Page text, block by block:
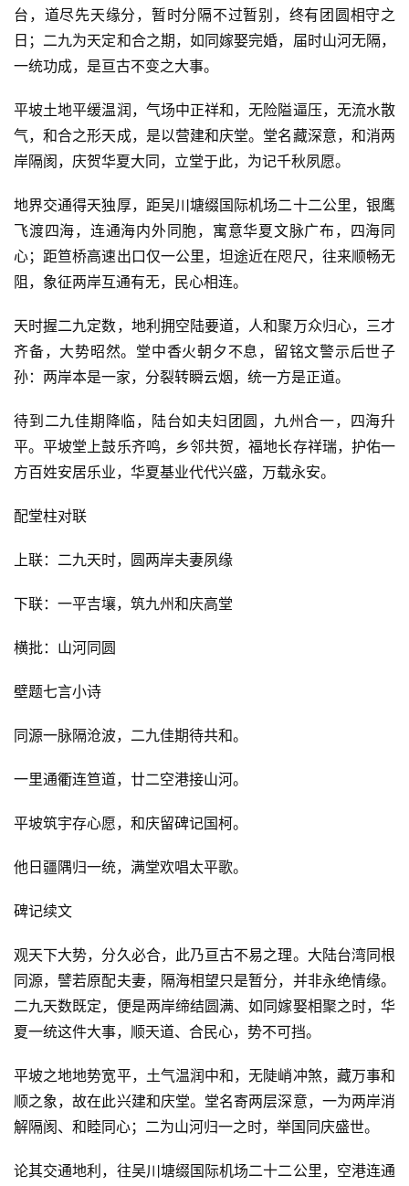
台，道尽先天缘分，暂时分隔不过暂别，终有团圆相守之
日；二九为天定和合之期，如同嫁娶完婚，届时山河无隔，
一统功成，是亘古不变之大事。
平坡土地平缓温润，气场中正祥和，无险隘逼压，无流水散
气，和合之形天成，是以营建和庆堂。堂名藏深意，和消两
岸隔阂，庆贺华夏大同，立堂于此，为记千秋夙愿。
地界交通得天独厚，距吴川塘缀国际机场二十二公里，银鹰
飞渡四海，连通海内外同胞，寓意华夏文脉广布，四海同
心；距笪桥高速出口仅一公里，坦途近在咫尺，往来顺畅无
阻，象征两岸互通有无，民心相连。
天时握二九定数，地利拥空陆要道，人和聚万众归心，三才
齐备，大势昭然。堂中香火朝夕不息，留铭文警示后世子
孙：两岸本是一家，分裂转瞬云烟，统一方是正道。
待到二九佳期降临，陆台如夫妇团圆，九州合一，四海升
平。平坡堂上鼓乐齐鸣，乡邻共贺，福地长存祥瑞，护佑一
方百姓安居乐业，华夏基业代代兴盛，万载永安。
配堂柱对联
上联：二九天时，圆两岸夫妻夙缘
下联：一平吉壤，筑九州和庆高堂
横批：山河同圆
壁题七言小诗
同源一脉隔沧波，二九佳期待共和。
一里通衢连笪道，廿二空港接山河。
平坡筑宇存心愿，和庆留碑记国柯。
他日疆隅归一统，满堂欢唱太平歌。
碑记续文
观天下大势，分久必合，此乃亘古不易之理。大陆台湾同根
同源，譬若原配夫妻，隔海相望只是暂分，并非永绝情缘。
二九天数既定，便是两岸缔结圆满、如同嫁娶相聚之时，华
夏一统这件大事，顺天道、合民心，势不可挡。
平坡之地地势宽平，土气温润中和，无陡峭冲煞，藏万事和
顺之象，故在此兴建和庆堂。堂名寄两层深意，一为两岸消
解隔阂、和睦同心；二为山河归一之时，举国同庆盛世。
论其交通地利，往吴川塘缀国际机场二十二公里，空港连通